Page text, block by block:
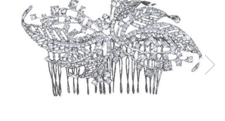
Bijuterii Mirese
Selectii
Reduceri
Cele mai noi
Cele mai vandute
Cele mai votate